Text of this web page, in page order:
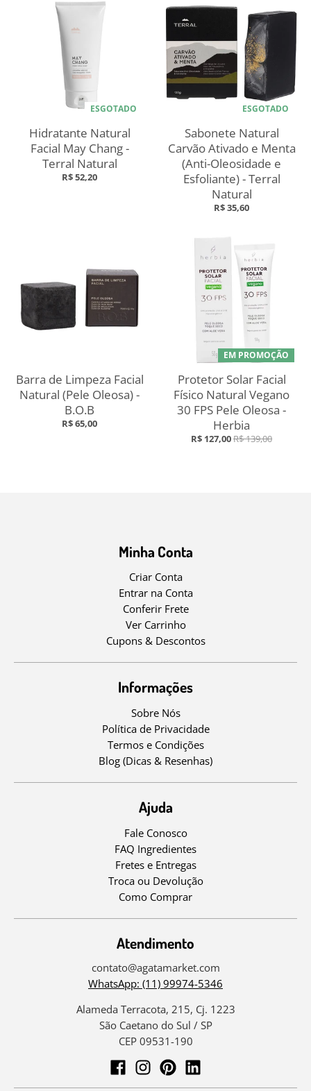
ESGOTADO
Hidratante Natural
Facial May Chang -
Terral Natural
R$ 52,20
ESGOTADO
Sabonete Natural
Carvão Ativado e Menta
(Anti-Oleosidade e
Esfoliante) - Terral
Natural
R$ 35,60
Barra de Limpeza Facial
Natural (Pele Oleosa) -
B.O.B
R$ 65,00
EM PROMOÇÃO
Protetor Solar Facial
Físico Natural Vegano
30 FPS Pele Oleosa -
Herbia
R$ 127,00R$ 139,00
Minha Conta
Criar Conta
Entrar na Conta
Conferir Frete
Ver Carrinho
Cupons & Descontos
Informações
Sobre Nós
Política de Privacidade
Termos e Condições
Blog (Dicas & Resenhas)
Ajuda
Fale Conosco
FAQ Ingredientes
Fretes e Entregas
Troca ou Devolução
Como Comprar
Atendimento
contato@agatamarket.com
WhatsApp: (11) 99974-5346
Alameda Terracota, 215, Cj. 1223
São Caetano do Sul / SP
CEP 09531-190